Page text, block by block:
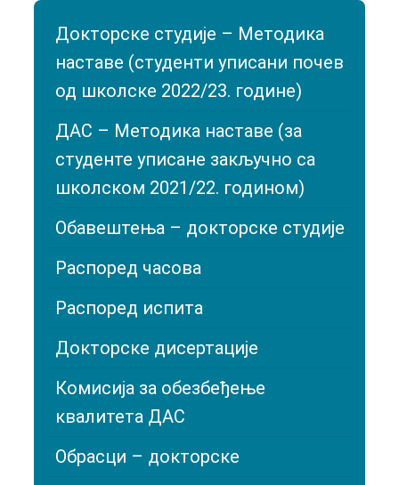
Докторске студије – Методика
наставе (студенти уписани почев
од школске 2022/23. године)
ДАС – Методика наставе (за
студенте уписане закључно са
школском 2021/22. годином)
Обавештења – докторске студије
Распоред часова
Распоред испита
Докторске дисертације
Комисија за обезбеђење
квалитета ДАС
Обрасци – докторске